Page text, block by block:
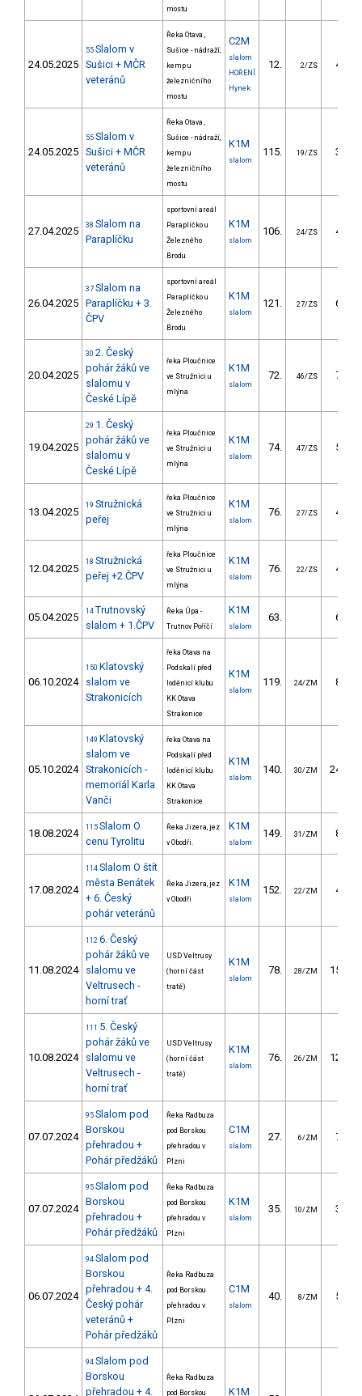
mostu
24.05.2025
55 Slalom v
Sušici + MČR
veteránů
Řeka Otava ,
Sušice - nádraží,
kemp u
železničního
mostu
C2M
slalom
HOŘENÍ
Hynek
12. 2/ZS 49.16
24.05.2025
55 Slalom v
Sušici + MČR
veteránů
Řeka Otava ,
Sušice - nádraží,
kemp u
železničního
mostu
K1M
slalom
115. 19/ZS 38.03
27.04.2025 38 Slalom na
Paraplíčku
sportovní areál
Paraplíčko u
Železného
Brodu
K1M
slalom
106. 24/ZS 41.00
26.04.2025
37 Slalom na
Paraplíčku + 3.
ČPV
sportovní areál
Paraplíčko u
Železného
Brodu
K1M
slalom
121. 27/ZS 62.00
20.04.2025
30 2. Český
pohár žáků ve
slalomu v
České Lípě
řeka Ploučnice
ve Stružnici u
mlýna
K1M
slalom
72. 46/ZS 71.82
19.04.2025
29 1. Český
pohár žáků ve
slalomu v
České Lípě
řeka Ploučnice
ve Stružnici u
mlýna
K1M
slalom
74. 47/ZS 53.21
13.04.2025
19 Stružnická
peřej
řeka Ploučnice
ve Stružnici u
mlýna
K1M
slalom
76. 27/ZS 49.30
12.04.2025
18 Stružnická
peřej +2.ČPV
řeka Ploučnice
ve Stružnici u
mlýna
K1M
slalom
76. 22/ZS 45.90
05.04.2025 14 Trutnovský
slalom + 1.ČPV
Řeka Úpa -
Trutnov Poříčí
K1M
slalom
63. 60.92
06.10.2024
150 Klatovský
slalom ve
Strakonicích
řeka Otava na
Podskalí před
loděnicí klubu
KK Otava
Strakonice
K1M
slalom
119. 24/ZM 85.87
05.10.2024
149 Klatovský
slalom ve
Strakonicích -
memoriál Karla
Vanči
řeka Otava na
Podskalí před
loděnicí klubu
KK Otava
Strakonice
K1M
slalom
140. 30/ZM 244.45
18.08.2024 115 Slalom O
cenu Tyrolitu
Řeka Jizera, jez
v Obodři.
K1M
slalom
149. 31/ZM 84.77
17.08.2024
114 Slalom O štít
města Benátek
+ 6. Český
pohár veteránů
Řeka Jizera, jez
v Obodři
K1M
slalom
152. 22/ZM 46.84
11.08.2024
112 6. Český
pohár žáků ve
slalomu ve
Veltrusech -
horní trať
USD Veltrusy
(horní část
tratě)
K1M
slalom
78. 28/ZM 150.83
10.08.2024
111 5. Český
pohár žáků ve
slalomu ve
Veltrusech -
horní trať
USD Veltrusy
(horní část
tratě)
K1M
slalom
76. 26/ZM 125.70
07.07.2024
95 Slalom pod
Borskou
přehradou +
Pohár předžáků
Řeka Radbuza
pod Borskou
přehradou v
Plzni
C1M
slalom
27. 6/ZM 70.63
07.07.2024
95 Slalom pod
Borskou
přehradou +
Pohár předžáků
Řeka Radbuza
pod Borskou
přehradou v
Plzni
K1M
slalom
35. 10/ZM 39.17
06.07.2024
94 Slalom pod
Borskou
přehradou + 4.
Český pohár
veteránů +
Pohár předžáků
Řeka Radbuza
pod Borskou
přehradou v
Plzni
C1M
slalom
40. 8/ZM 59.18
94 Slalom pod
Borskou
přehradou + 4.
Řeka Radbuza
pod Borskou
K1M